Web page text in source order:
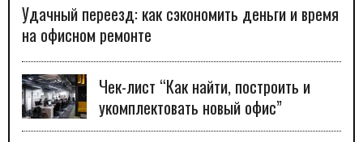
Удачный переезд: как сэкономить деньги и время
на офисном ремонте
Чек-лист “Как найти, построить и
укомплектовать новый офис”